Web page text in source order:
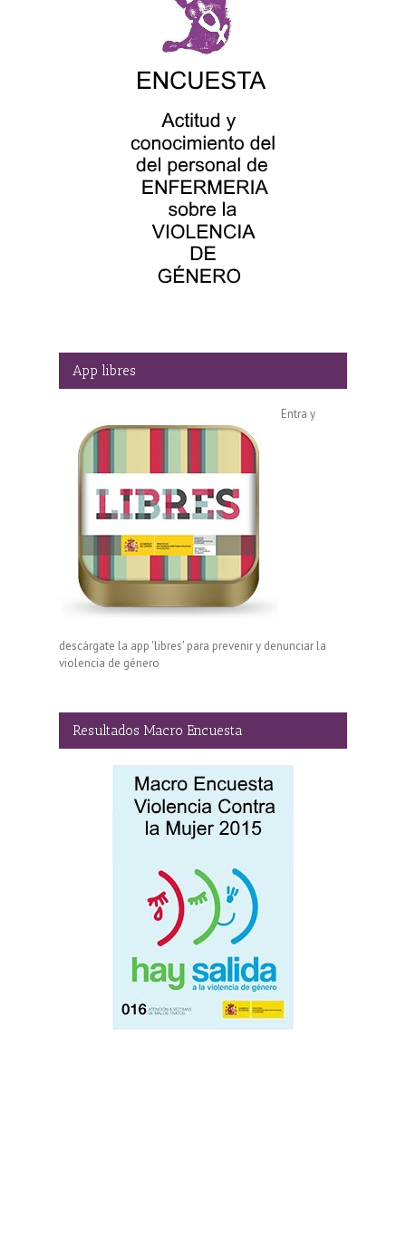
App libres
Entra y
descárgate la app 'libres' para prevenir y denunciar la
violencia de género
Resultados Macro Encuesta